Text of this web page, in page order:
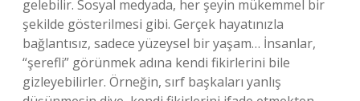
gelebilir. Sosyal medyada, her şeyin mükemmel bir
şekilde gösterilmesi gibi. Gerçek hayatınızla
bağlantısız, sadece yüzeysel bir yaşam… İnsanlar,
“şerefli” görünmek adına kendi fikirlerini bile
gizleyebilirler. Örneğin, sırf başkaları yanlış